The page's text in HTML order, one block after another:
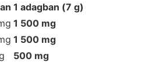
1 adagban (7 g)
1 500 mg
1 500 mg
500 mg